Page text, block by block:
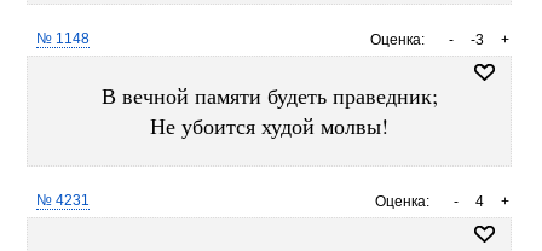
Оценка: +
-3
-
№ 1148
В вечной памяти будеть праведник;
Не убоится худой молвы!
Оценка: +
4
-
№ 4231